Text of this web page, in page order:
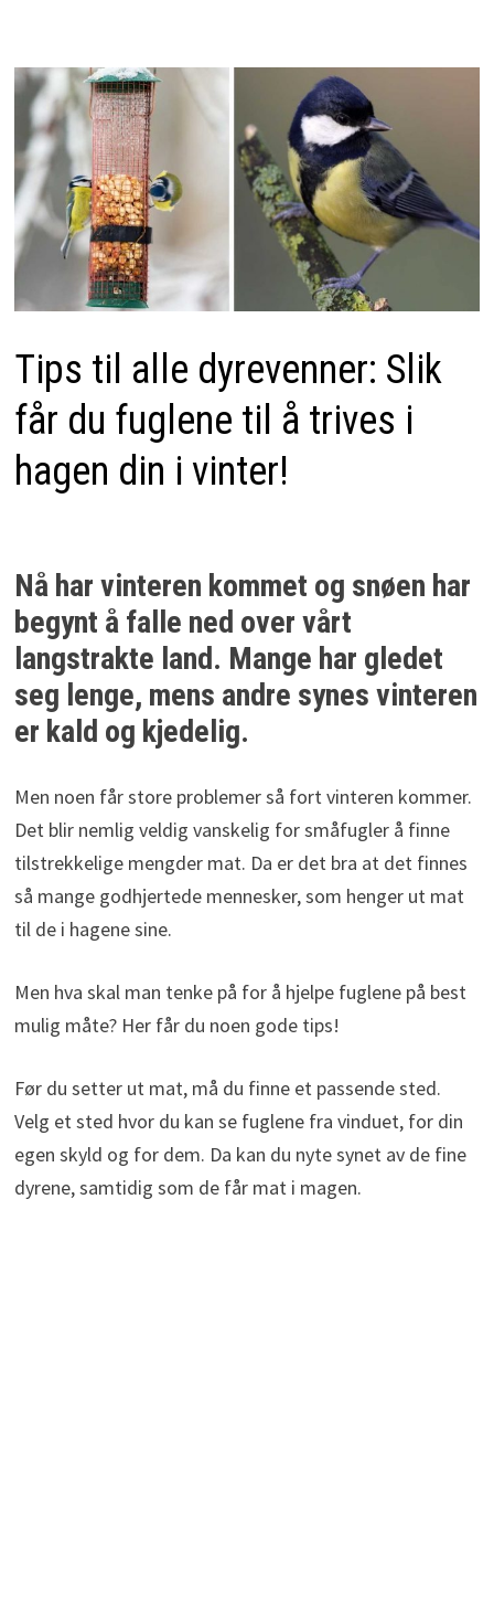
Tips til alle dyrevenner: Slik
får du fuglene til å trives i
hagen din i vinter!
Nå har vinteren kommet og snøen har
begynt å falle ned over vårt
langstrakte land. Mange har gledet
seg lenge, mens andre synes vinteren
er kald og kjedelig.
Men noen får store problemer så fort vinteren kommer.
Det blir nemlig veldig vanskelig for småfugler å finne
tilstrekkelige mengder mat. Da er det bra at det finnes
så mange godhjertede mennesker, som henger ut mat
til de i hagene sine.
Men hva skal man tenke på for å hjelpe fuglene på best
mulig måte? Her får du noen gode tips!
Før du setter ut mat, må du finne et passende sted.
Velg et sted hvor du kan se fuglene fra vinduet, for din
egen skyld og for dem. Da kan du nyte synet av de fine
dyrene, samtidig som de får mat i magen.